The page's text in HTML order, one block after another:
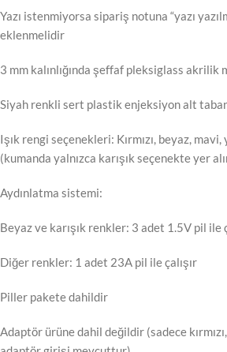
Yazı istenmiyorsa sipariş notuna “yazı
eklenmelidir
3 mm kalınlığında şeffaf pleksiglass akrilik
Siyah renkli sert plastik enjeksiyon alt
Işık rengi seçenekleri: Kırmızı, beyaz, mavi,
(kumanda yalnızca karışık seçenekte yer
Aydınlatma sistemi:
Beyaz ve karışık renkler: 3 adet 1.5V pil ile
Diğer renkler: 1 adet 23A pil ile çalışır
Piller pakete dahildir
Adaptör ürüne dahil değildir (sadece